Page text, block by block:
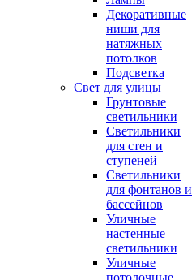
Декоративные
ниши для
натяжных
потолков
Подсветка
Свет для улицы
Грунтовые
светильники
Светильники
для стен и
ступеней
Светильники
для фонтанов и
бассейнов
Уличные
настенные
светильники
Уличные
потолочные